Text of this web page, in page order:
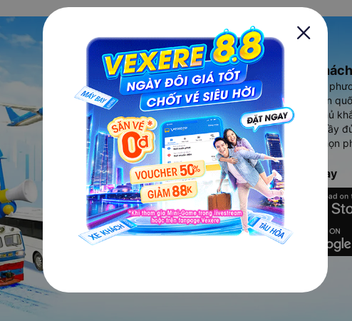
Ứng dụng đặt vé Xe
Vexere - ứng dụng đặt vé đa
cao, 5000+ tuyến đường toàn
vụ thuê xe máy, xe du lịch phủ
Ứng dụng hiển thị thông tin đầy
người dùng so sánh và lựa chọn
chóng và phù hợp nhất.
Tải ứng dụng Vexere ngay